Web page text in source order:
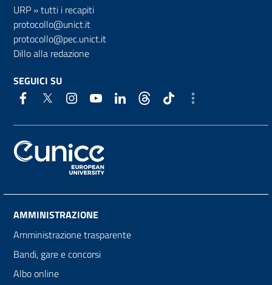
URP »tutti i recapiti
protocollo@unict.it
protocollo@pec.unict.it
Dillo alla redazione
SEGUICI SU
AMMINISTRAZIONE
Amministrazione trasparente
Bandi, gare e concorsi
Albo online